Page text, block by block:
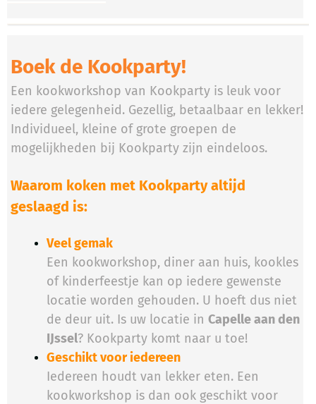
Boek de Kookparty!
Een kookworkshop van Kookparty is leuk voor
iedere gelegenheid. Gezellig, betaalbaar en lekker!
Individueel, kleine of grote groepen de
mogelijkheden bij Kookparty zijn eindeloos.
Waarom koken met Kookparty altijd
geslaagd is:
Veel gemak
Een kookworkshop, diner aan huis, kookles
of kinderfeestje kan op iedere gewenste
locatie worden gehouden. U hoeft dus niet
de deur uit. Is uw locatie in Capelle aan den
IJssel? Kookparty komt naar u toe!
Geschikt voor iedereen
Iedereen houdt van lekker eten. Een
kookworkshop is dan ook geschikt voor